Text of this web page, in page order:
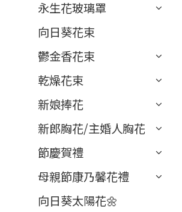
永生花玻璃罩
向日葵花束
鬱金香花束
乾燥花束
新娘捧花
新郎胸花/主婚人胸花
節慶賀禮
母親節康乃馨花禮
向日葵太陽花🌼